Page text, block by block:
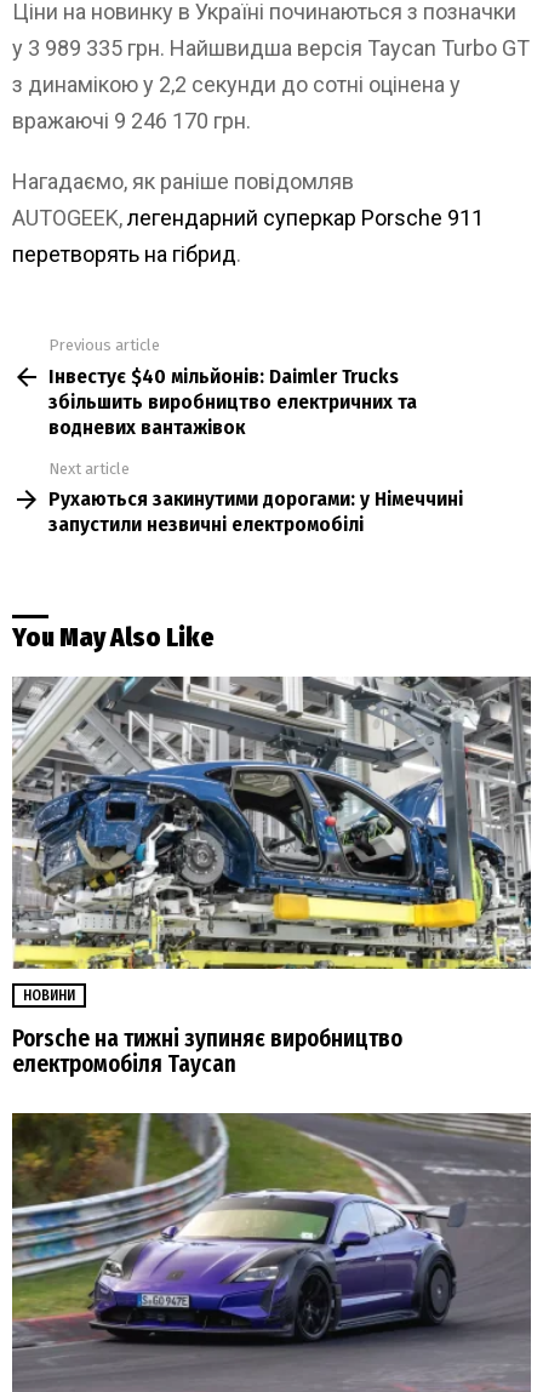
Ціни на новинку в Україні починаються з позначки
у 3 989 335 грн. Найшвидша версія Taycan Turbo GT
з динамікою у 2,2 секунди до сотні оцінена у
вражаючі 9 246 170 грн.
Нагадаємо, як раніше повідомляв
AUTOGEEK,легендарний суперкар Porsche 911
перетворять на гібрид.
more
Previous article
Інвестує $40 мільйонів: Daimler Trucks
збільшить виробництво електричних та
водневих вантажівок
Next article
Рухаються закинутими дорогами: у Німеччині
запустили незвичні електромобілі
You May Also Like
НОВИНИ
Porsche на тижні зупиняє виробництво
електромобіля Taycan